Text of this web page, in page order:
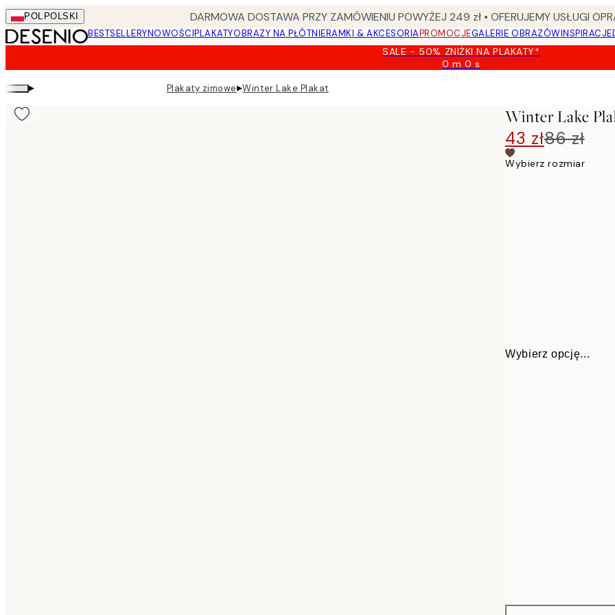
Skip
to
main
POL POLSKI DARMOWA DOSTAWA PRZY ZAMÓWIENIU POWYŻEJ 249 zł • OFERUJEMY USŁUGI
BESTSELLERYNOWOŚCIPLAKATYOBRAZY NA PŁÓTNIERAMKI & AKCESORIAPROMOCJEGALERIE OBRAZÓWINSPIRACJE
SALE - 50% ZNIŻKI NA PLAKATY*
0 m0 s
Ważny
▸ Plakaty zimowe▸Winter Lake Plakat
Winter Lake
43 zł86 zł
Wybierz rozmiar
Wybierz opcję...